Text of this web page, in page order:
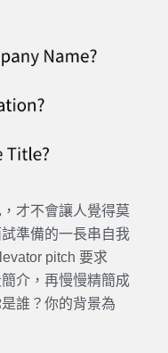
才不會讓人覺得莫
準備的一長串自我
pitch 要求
介，再慢慢精簡成
誰？你的背景為